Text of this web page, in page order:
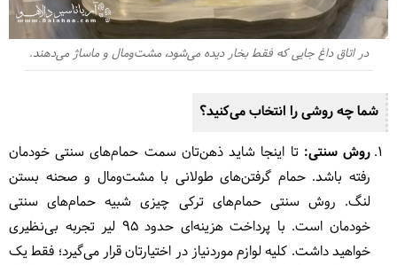
در اتاق داغ جایی که فقط بخار دیده می‌شود، مشت‌ومال و ماساژ می‌دهند.
شما چه روشی را انتخاب می‌کنید؟
روش سنتی: تا اینجا شاید ذهن‌تان سمت حمام‌های سنتی خودمان
رفته باشد. حمام گرفتن‌های طولانی با مشت‌ومال و صحنه بستن
لنگ. روش سنتی حمام‌های ترکی چیزی شبیه حمام‌های سنتی
خودمان است. با پرداخت هزینه‌ای حدود 95 لیر تجربه بی‌نظیری
خواهید داشت. کلیه لوازم مورد‌نیاز در اختیارتان قرار می‌گیرد؛ فقط یک